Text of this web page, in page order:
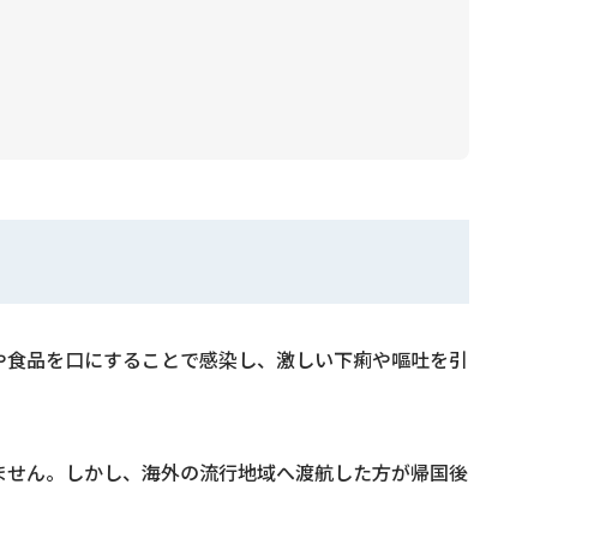
品を口にすることで感染し、激しい下痢や嘔吐を引
ん。しかし、海外の流行地域へ渡航した方が帰国後